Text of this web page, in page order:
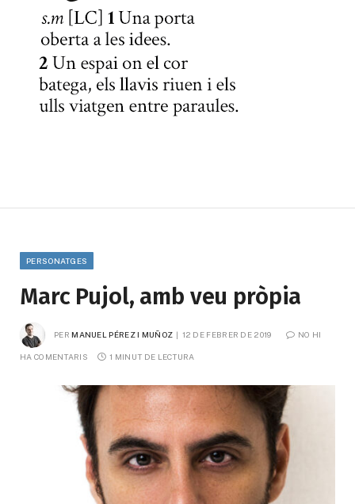
PERSONATGES
Marc Pujol, amb veu pròpia
PER MANUEL PÉREZ I MUÑOZ 12 DE FEBRER DE 2019 NO HI
HA COMENTARIS 1 MINUT DE LECTURA